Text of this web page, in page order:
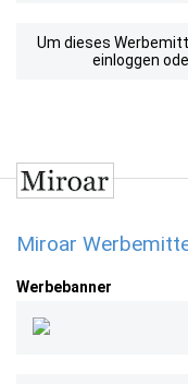
Um dieses
einloggen
Miroar
Werbebanner